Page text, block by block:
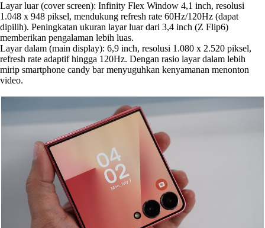
Layar luar (cover screen): Infinity Flex Window 4,1 inch, resolusi
1.048 x 948 piksel, mendukung refresh rate 60Hz/120Hz (dapat
dipilih). Peningkatan ukuran layar luar dari 3,4 inch (Z Flip6)
memberikan pengalaman lebih luas.
Layar dalam (main display): 6,9 inch, resolusi 1.080 x 2.520 piksel,
refresh rate adaptif hingga 120Hz. Dengan rasio layar dalam lebih
mirip smartphone candy bar menyuguhkan kenyamanan menonton
video.